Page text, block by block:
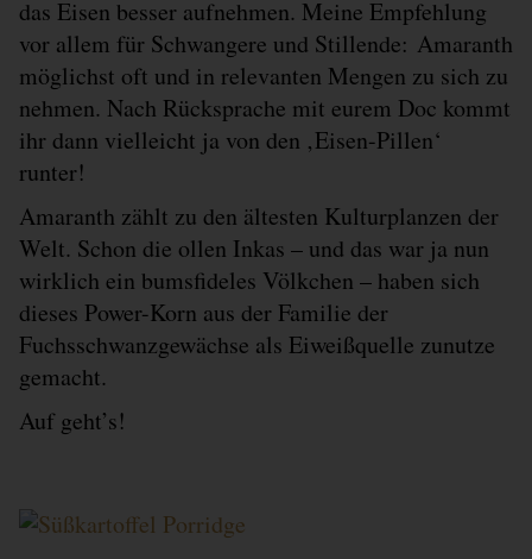
das Eisen besser aufnehmen. Meine Empfehlung
vor allem für Schwangere und Stillende: Amaranth
möglichst oft und in relevanten Mengen zu sich zu
nehmen. Nach Rücksprache mit eurem Doc kommt
ihr dann vielleicht ja von den ‚Eisen-Pillen‘
runter!
Amaranth zählt zu den ältesten Kulturplanzen der
Welt. Schon die ollen Inkas – und das war ja nun
wirklich ein bumsfideles Völkchen – haben sich
dieses Power-Korn aus der Familie der
Fuchsschwanzgewächse als Eiweißquelle zunutze
gemacht.
Auf geht’s!